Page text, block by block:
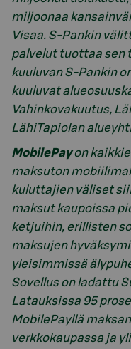
miljoonaa
Visaa. S-Pankin
palvelut tuottaa sen
kuuluvan S-Pankin
kuuluvat
Vahinkovakuutus,
LähiTapiolan
MobilePayon
maksuton
kuluttajien väliset
maksut kaupoissa
ketjuihin, erillisten
maksujen
yleisimmissä
Sovellus on ladattu
Latauksissa 95
MobilePayllä
verkkokaupassa ja